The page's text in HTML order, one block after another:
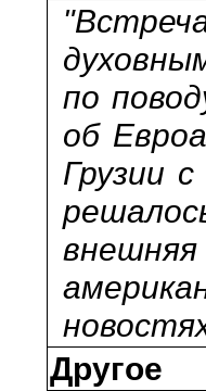
по
об
Грузии
Другое